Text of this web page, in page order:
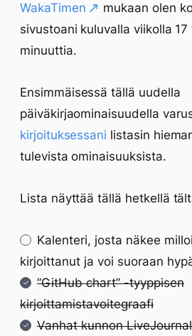
WakaTimen
mukaan olen
sivustoani kuluvalla viikolla
minuuttia.
Ensimmäisessä tällä uudella
päiväkirjaominaisuudella
kirjoituksessani listasin
tulevista ominaisuuksista.
Lista näyttää tällä hetkellä
Kalenteri, josta näkee
kirjoittanut ja voi suoraan
”GitHub chart” -tyyppisen
kirjoittamistavoitegraafi
Vanhat kunnon